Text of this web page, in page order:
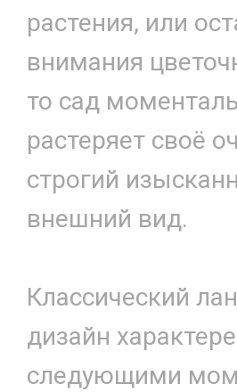
растения, или
внимания
то сад
растеряет своё
строгий
внешний вид.
Классический
дизайн
следующими